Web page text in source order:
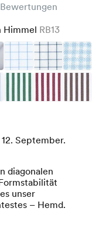
Himmel RB13
September.
diagonalen
unser
– Hemd.